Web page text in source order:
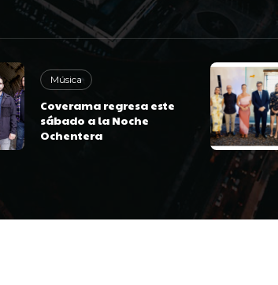
Música
Coverama regresa este
sábado a la Noche
Ochentera